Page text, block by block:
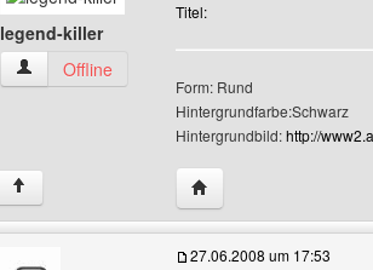
legend-killer
legend-killer Benutzer-Profile anzeigen
Offline
Titel:
Form: Rund
Hintergrundfarbe:Schwarz
Hintergrundbild:http://
↑ Website dieses
27.06.2008 um 17:53